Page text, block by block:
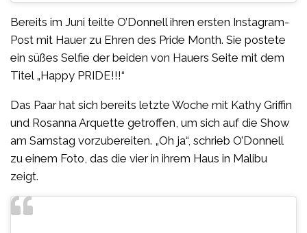
Bereits im Juni teilte O’Donnell ihren ersten Instagram-
Post mit Hauer zu Ehren des Pride Month. Sie postete
ein süßes Selfie der beiden von Hauers Seite mit dem
Titel „Happy PRIDE!!!“
Das Paar hat sich bereits letzte Woche mit Kathy Griffin
und Rosanna Arquette getroffen, um sich auf die Show
am Samstag vorzubereiten. „Oh ja“, schrieb O’Donnell
zu einem Foto, das die vier in ihrem Haus in Malibu
zeigt.